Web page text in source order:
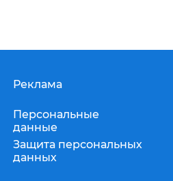
Реклама
Персональные
данные
Защита персональных
данных